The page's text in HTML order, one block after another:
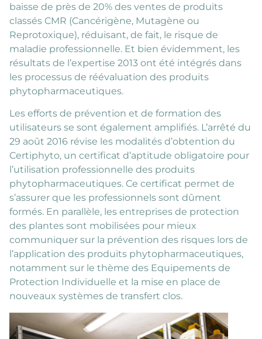
baisse de près de 20% des ventes de produits
classés CMR (Cancérigène, Mutagène ou
Reprotoxique), réduisant, de fait, le risque de
maladie professionnelle. Et bien évidemment, les
résultats de l’expertise 2013 ont été intégrés dans
les processus de réévaluation des produits
phytopharmaceutiques.
Les efforts de prévention et de formation des
utilisateurs se sont également amplifiés. L’arrêté du
29 août 2016 révise les modalités d’obtention du
Certiphyto, un certificat d’aptitude obligatoire pour
l’utilisation professionnelle des produits
phytopharmaceutiques. Ce certificat permet de
s’assurer que les professionnels sont dûment
formés. En parallèle, les entreprises de protection
des plantes sont mobilisées pour mieux
communiquer sur la prévention des risques lors de
l’application des produits phytopharmaceutiques,
notamment sur le thème des Equipements de
Protection Individuelle et la mise en place de
nouveaux systèmes de transfert clos.